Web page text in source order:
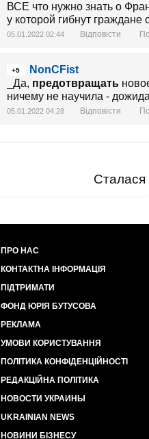
ВСЕ что нужно знать о
у которой гибнут граждане
05.01.2022 02:44 Відповісти
+5
NonCFist
_Да, предотвращать
ничему не научила -
05.01.2022 04:28 Відповісти
Сталася
ПРО НАС
КОНТАКТНА ІНФОРМАЦІЯ
ПІДТРИМАТИ
ФОНД ЮРІЯ БУТУСОВА
РЕКЛАМА
УМОВИ КОРИСТУВАННЯ
ПОЛІТИКА КОНФІДЕНЦІЙНОСТІ
РЕДАКЦІЙНА ПОЛІТИКА
НОВОСТИ УКРАИНЫ
UKRAINIAN NEWS
НОВИНИ БІЗНЕСУ